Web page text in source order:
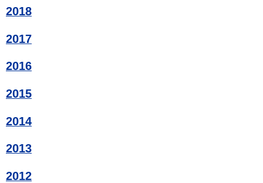
2018
2017
2016
2015
2014
2013
2012